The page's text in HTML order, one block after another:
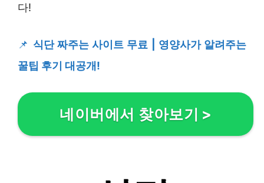
다!
📌 식단 짜주는 사이트 무료 | 영양사가 알려주는
꿀팁 후기 대공개!
네이버에서 찾아보기 >